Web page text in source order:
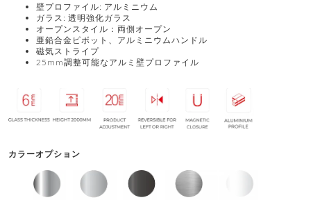
壁プロファイル: アルミニウム
ガラス: 透明強化ガラス
オープンスタイル：両側オープン
亜鉛合金ピボット、アルミニウムハンドル
磁気ストライプ
25mm調整可能なアルミ壁プロファイル
カラーオプション